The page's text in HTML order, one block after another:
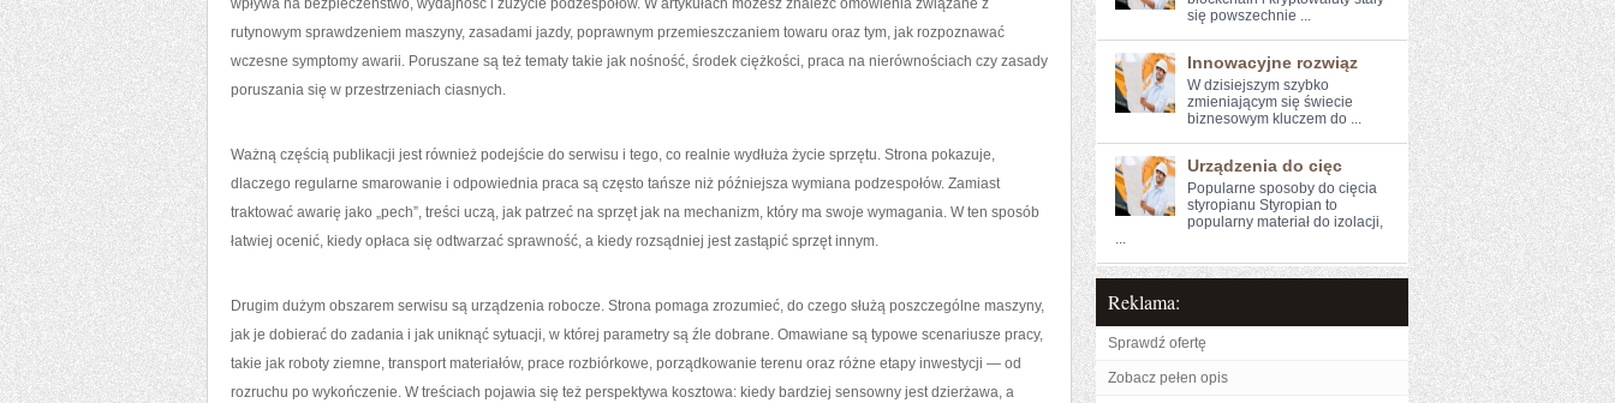
wpływa na bezpieczeństwo, wydajność i zużycie podzespołów. W artykułach możesz znaleźć omówienia związane z
rutynowym sprawdzeniem maszyny, zasadami jazdy, poprawnym przemieszczaniem towaru oraz tym, jak rozpoznawać
wczesne symptomy awarii. Poruszane są też tematy takie jak nośność, środek ciężkości, praca na nierównościach czy zasady
poruszania się w przestrzeniach ciasnych.
Ważną częścią publikacji jest również podejście do serwisu i tego, co realnie wydłuża życie sprzętu. Strona pokazuje,
dlaczego regularne smarowanie i odpowiednia praca są często tańsze niż późniejsza wymiana podzespołów. Zamiast
traktować awarię jako „pech”, treści uczą, jak patrzeć na sprzęt jak na mechanizm, który ma swoje wymagania. W ten sposób
łatwiej ocenić, kiedy opłaca się odtwarzać sprawność, a kiedy rozsądniej jest zastąpić sprzęt innym.
Drugim dużym obszarem serwisu są urządzenia robocze. Strona pomaga zrozumieć, do czego służą poszczególne maszyny,
jak je dobierać do zadania i jak uniknąć sytuacji, w której parametry są źle dobrane. Omawiane są typowe scenariusze pracy,
takie jak roboty ziemne, transport materiałów, prace rozbiórkowe, porządkowanie terenu oraz różne etapy inwestycji — od
rozruchu po wykończenie. W treściach pojawia się też perspektywa kosztowa: kiedy bardziej sensowny jest dzierżawa, a
się powszechnie ...
Innowacyjne rozwiąz
W dzisiejszym szybko
⁤zmieniającym się świecie
biznesowym ​kluczem do ...
Urządzenia do cięc
Popularne sposoby do cięcia
styropianu Styropian to
popularny materiał do izolacji,
...
Reklama:
Sprawdź ofertę
Zobacz pełen opis